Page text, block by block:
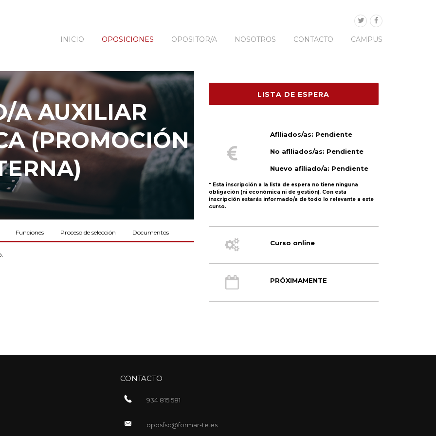
INICIO
OPOSICIONES OPOSITOR/A NOSOTROS CONTACTO CAMPUS
A AUXILIAR
(PROMOCIÓN
Funciones Proceso de selección Documentos
Afiliados/as: Pendiente
No afiliados/as: Pendiente
Nuevo afiliado/a: Pendiente
* Esta inscripción a la lista de espera no tiene ninguna
obligación (ni económica ni de gestión). Con esta
inscripción estarás informado/a de todo lo relevante a este
curso.
Curso online
PRÓXIMAMENTE
CONTACTO
934 815 581
oposfsc@formar-te.es